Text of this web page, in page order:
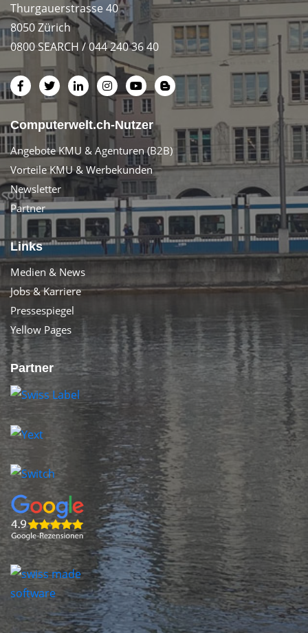
Thurgauerstrasse 40
8050 Zürich
0800 SEARCH / 044 240 36 40
Computerwelt.ch-Nutzer
Angebote KMU & Agenturen (B2B)
Vorteile KMU & Werbekunden
Newsletter
Partner
Links
Medien & News
Jobs & Karriere
Pressespiegel
Yellow Pages
Partner